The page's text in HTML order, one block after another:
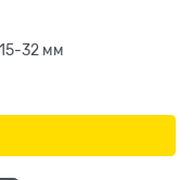
32 мм